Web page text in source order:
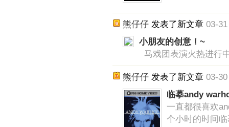
熊仔仔 发表了新文章 03-
小朋友的创意！~
马戏团表演火热进行
熊仔仔 发表了新文章 03-
临摹andy
一直都很喜欢
个小时的时间